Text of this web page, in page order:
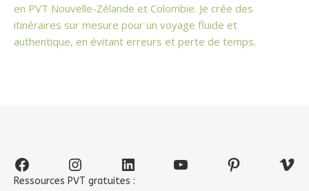
en PVT Nouvelle-Zélande et Colombie. Je crée des
itinéraires sur mesure pour un voyage fluide et
authentique, en évitant erreurs et perte de temps.
FacebookInstagramLinkedInYouTubePinterest
Ressources PVT gratuites :